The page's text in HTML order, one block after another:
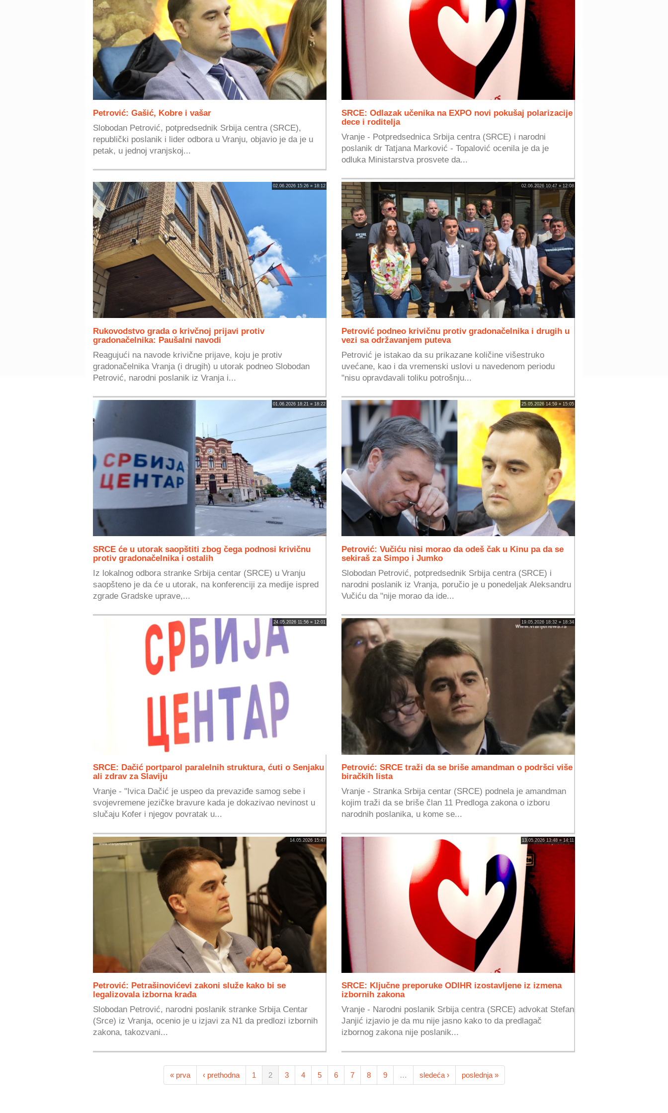
Petrović: Gašić, Kobre i vašar
Slobodan Petrović, potpredsednik Srbija centra (SRCE),
republički poslanik i lider odbora u Vranju, objavio je da je u
petak, u jednoj vranjskoj...
SRCE: Odlazak učenika na EXPO novi pokušaj polarizacije
dece i roditelja
Vranje - Potpredsednica Srbija centra (SRCE) i narodni
poslanik dr Tatjana Marković - Topalović ocenila je da je
odluka Ministarstva prosvete da...
02.06.2026 15:26 » 18:12
Rukovodstvo grada o krivčnoj prijavi protiv
gradonačelnika: Paušalni navodi
Reagujući na navode krivične prijave, koju je protiv
gradonačelnika Vranja (i drugih) u utorak podneo Slobodan
Petrović, narodni poslanik iz Vranja i...
02.06.2026 10:47 » 12:08
Petrović podneo krivičnu protiv gradonačelnika i drugih u
vezi sa održavanjem puteva
Petrović je istakao da su prikazane količine višestruko
uvećane, kao i da vremenski uslovi u navedenom periodu
"nisu opravdavali toliku potrošnju...
01.06.2026 18:21 » 18:22
SRCE će u utorak saopštiti zbog čega podnosi krivičnu
protiv gradonačelnika i ostalih
Iz lokalnog odbora stranke Srbija centar (SRCE) u Vranju
saopšteno je da će u utorak, na konferenciji za medije ispred
zgrade Gradske uprave,...
25.05.2026 14:59 » 15:05
Petrović: Vučiću nisi morao da odeš čak u Kinu pa da se
sekiraš za Simpo i Jumko
Slobodan Petrović, potpredsednik Srbija centra (SRCE) i
narodni poslanik iz Vranja, poručio je u ponedeljak Aleksandru
Vučiću da "nije morao da ide...
24.05.2026 11:56 » 12:01
SRCE: Dačić portparol paralelnih struktura, ćuti o Senjaku
ali zdrav za Slaviju
Vranje - "Ivica Dačić je uspeo da prevaziđe samog sebe i
svojevremene jezičke bravure kada je dokazivao nevinost u
slučaju Kofer i njegov povratak u...
19.05.2026 18:32 » 18:34
Petrović: SRCE traži da se briše amandman o podršci više
biračkih lista
Vranje - Stranka Srbija centar (SRCE) podnela je amandman
kojim traži da se briše član 11 Predloga zakona o izboru
narodnih poslanika, u kome se...
14.05.2026 15:47
Petrović: Petrašinovićevi zakoni služe kako bi se
legalizovala izborna krađa
Slobodan Petrović, narodni poslanik stranke Srbija Centar
(Srce) iz Vranja, ocenio je u izjavi za N1 da predlozi izbornih
zakona, takozvani...
13.05.2026 13:48 » 14:11
SRCE: Ključne preporuke ODIHR izostavljene iz izmena
izbornih zakona
Vranje - Narodni poslanik Srbija centra (SRCE) advokat Stefan
Janjić izjavio je da mu nije jasno kako to da predlagač
izbornog zakona nije poslanik...
« prva ‹ prethodna 1 2 3 4 5 6 7 8 9 … sledeća › poslednja »